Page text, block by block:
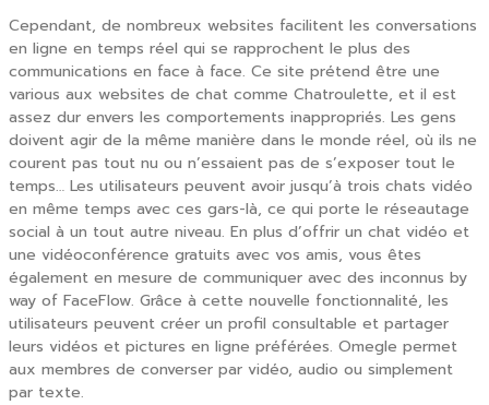
Cependant, de nombreux websites facilitent les conversations
en ligne en temps réel qui se rapprochent le plus des
communications en face à face. Ce site prétend être une
various aux websites de chat comme Chatroulette, et il est
assez dur envers les comportements inappropriés. Les gens
doivent agir de la même manière dans le monde réel, où ils ne
courent pas tout nu ou n’essaient pas de s’exposer tout le
temps… Les utilisateurs peuvent avoir jusqu’à trois chats vidéo
en même temps avec ces gars-là, ce qui porte le réseautage
social à un tout autre niveau. En plus d’offrir un chat vidéo et
une vidéoconférence gratuits avec vos amis, vous êtes
également en mesure de communiquer avec des inconnus by
way of FaceFlow. Grâce à cette nouvelle fonctionnalité, les
utilisateurs peuvent créer un profil consultable et partager
leurs vidéos et pictures en ligne préférées. Omegle permet
aux membres de converser par vidéo, audio ou simplement
par texte.